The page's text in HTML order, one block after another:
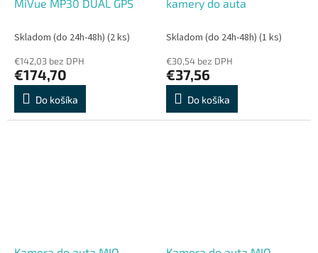
MiVue MP30 DUAL GPS
Skladom (do 24h-48h) (2 ks)
€142,03 bez DPH
€174,70
Do košíka
kamery do auta
Skladom (do 24h-48h) (1 ks)
€30,54 bez DPH
€37,56
Do košíka